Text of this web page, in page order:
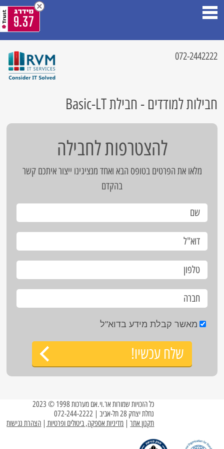
072-2442222
חבילות למודדים - חבילת Basic-LT
להצטרפות לחבילה
מלאו את הפרטים בטופס הבא ואחד מנציגינו ייצור איתכם קשר
בהקדם
מאשר קבלת מידע בדוא"ל
שלח עכשיו!
כל הזכויות שמורות אר.וי.אם מערכות 1998 © 2023
נחלת יצחק 28 תל-אביב | 072-244-2222
תקנון אתר| מדיניות אספקה, ביטולים ופרטיות | הצהרת נגישות
9.37